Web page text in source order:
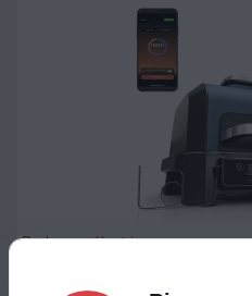
Barbecue électrique